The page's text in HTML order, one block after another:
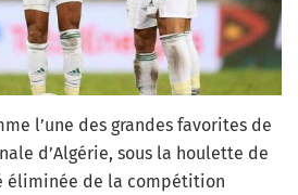
l’une des grandes favorites de
d’Algérie, sous la houlette de
éliminée de la compétition